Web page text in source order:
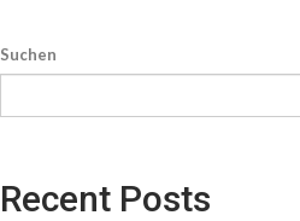
Suchen
Recent Posts